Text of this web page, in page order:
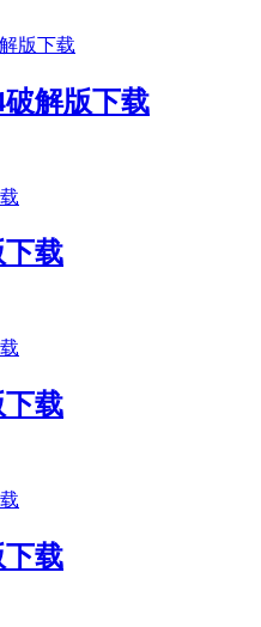
破解版下载
下载
下载
下载